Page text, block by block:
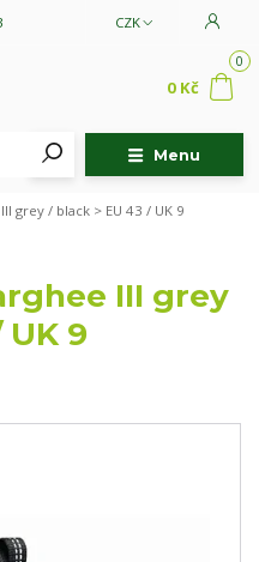
Menu
CZK
0
0 Kč
grey / black > EU 43 / UK 9
III grey
UK 9